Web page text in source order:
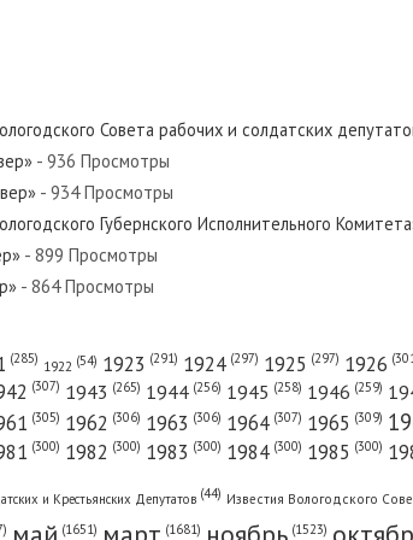
года — «Красный Север»
года — «Красный Север»
Совета рабочих и солдатских
- 936 Просмотры
- 934 Просмотры
Губернского Исполнительного
- 899 Просмотры
- 864 Просмотры
(285) 1922 (54) 1923 (291) 1924 (297) 1925 (297) 1926
(307) 1943 (265) 1944 (256) 1945 (258) 1946 (259)
(305) 1962 (306) 1963 (306) 1964 (307) 1965 (309)
(300) 1982 (300) 1983 (300) 1984 (300) 1985 (300)
и Крестьянских Депутатов (44) Известия Вологодского
(1651) (1681) (1523)